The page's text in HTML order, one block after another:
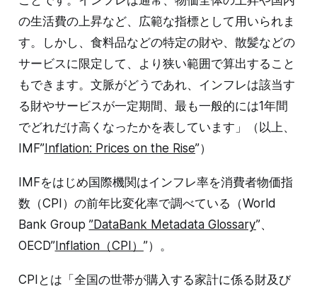
の生活費の上昇など、広範な指標として用いられま
す。しかし、食料品などの特定の財や、散髪などの
サービスに限定して、より狭い範囲で算出すること
もできます。文脈がどうであれ、インフレは該当す
る財やサービスが一定期間、最も一般的には1年間
でどれだけ高くなったかを表しています」（以上、
IMF”Inflation: Prices on the Rise”）
IMFをはじめ国際機関はインフレ率を消費者物価指
数（CPI）の前年比変化率で調べている（World
Bank Group ”DataBank Metadata Glossary”、
OECD”Inflation（CPI） ”）。
CPIとは「全国の世帯が購入する家計に係る財及び